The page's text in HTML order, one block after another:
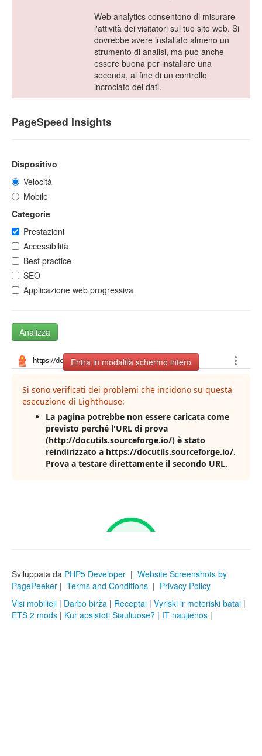
Web analytics consentono di misurare
l'attività dei visitatori sul tuo sito web. Si
dovrebbe avere installato almeno un
strumento di analisi, ma può anche
essere buona per installare una
seconda, al fine di un controllo
incrociato dei dati.
PageSpeed Insights
Dispositivo
Velocità
Mobile
Categorie
Prestazioni
Accessibilità
Best practice
SEO
Applicazione web progressiva
Analizza
Entra in modalità schermo intero
Sviluppata da PHP5 Developer | Website Screenshots by
PagePeeker | Terms and Conditions | Privacy Policy
Visi mobilieji | Darbo birža | Receptai | Vyriski ir moteriski batai |
ETS 2 mods | Kur apsistoti Šiauliuose? | IT naujienos |